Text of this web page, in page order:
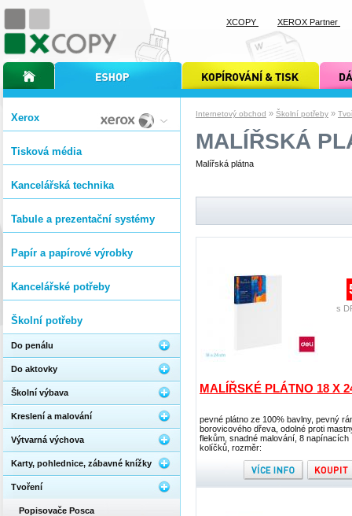
Internetový obchod » Školní potřeby »
MALÍŘSKÁ
Malířská plátna
MALÍŘSKÉ PLÁTNO 18 X
pevné plátno ze 100% bavlny, pevný
borovicového dřeva, odolné proti
flekům, snadné malování, 8 napínacích
kolíčků, rozměr:
s
Xerox
Tisková média
Kancelářská technika
Tabule a prezentační systémy
Papír a papírové výrobky
Kancelářské potřeby
Školní potřeby
Do penálu
Do aktovky
Školní výbava
Kreslení a malování
Výtvarná výchova
Karty, pohlednice, zábavné knížky
Tvoření
Popisovače Posca
úvodní stránka xcopyinternetový obchod xcopy kopírování a tisk xcopy dárkové
XCOPY XEROX Partner